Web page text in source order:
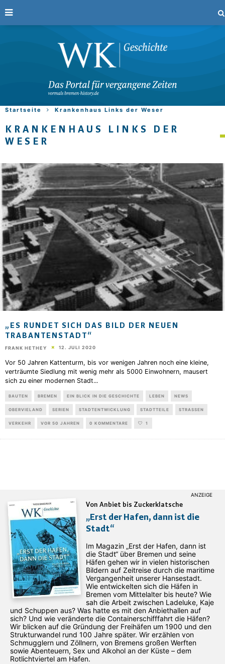
Startseite Krankenhaus Links der Weser
KRANKENHAUS LINKS DER
WESER
„ES RUNDET SICH DAS BILD DER NEUEN
TRABANTENSTADT“
FRANK HETHEY 12. JULI 2020
Vor 50 Jahren Kattenturm, bis vor wenigen Jahren noch eine kleine,
verträumte Siedlung mit wenig mehr als 5000 Einwohnern, mausert
sich zu einer modernen Stadt...
BAUTEN BREMEN EIN BLICK IN DIE GESCHICHTE LEBEN NEWS
OBERVIELAND SERIEN STADTENTWICKLUNG STADTTEILE STRASSEN
VERKEHR VOR 50 JAHREN 0 KOMMENTARE 1
Von Anbiet bis Zuckerklatsche
„Erst der Hafen, dann ist die
Stadt“
Im Magazin „Erst der Hafen, dann ist
die Stadt“ über Bremen und seine
Häfen gehen wir in vielen historischen
Bildern auf Zeitreise durch die maritime
Vergangenheit unserer Hansestadt.
Wie entwickelten sich die Häfen in
Bremen vom Mittelalter bis heute? Wie
sah die Arbeit zwischen Ladeluke, Kaje
und Schuppen aus? Was hatte es mit den Anbiethallen auf
sich? Und wie veränderte die Containerschifffahrt die Häfen?
Wir blicken auf die Gründung der Freihäfen um 1900 und den
Strukturwandel rund 100 Jahre später. Wir erzählen von
Schmugglern und Zöllnern, von Bremens großen Werften
sowie Abenteuern, Sex und Alkohol an der Küste – dem
Rotlichtviertel am Hafen.